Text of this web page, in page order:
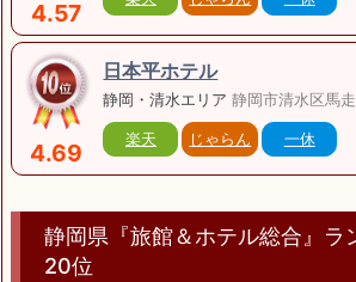
4.57
4.69
日本平ホテル
静岡・清水エリア静岡市清水区馬
楽天 じゃらん 一休
静岡県『旅館＆ホテル総合』ラ
20位